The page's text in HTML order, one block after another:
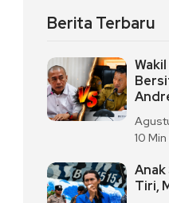
Berita Terbaru
10
Anak
Tiri,